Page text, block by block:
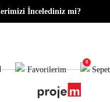
İncelediniz mi?
Favorilerim
0
Sepet